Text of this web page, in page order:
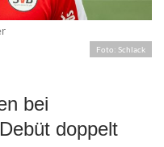
Foto: Schlack
bei
doppelt